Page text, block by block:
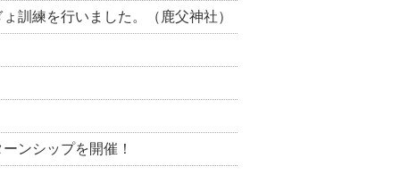
訓練を行いました。（鹿父神社）
ンシップを開催！